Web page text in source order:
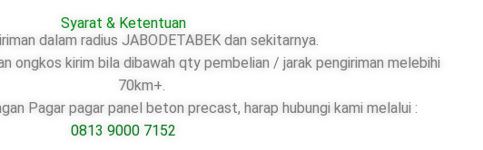
Syarat & Ketentuan
dalam radius JABODETABEK dan sekitarnya.
ongkos kirim bila dibawah qty pembelian / jarak pengiriman melebihi
70km+.
Pagar pagar panel beton precast, harap hubungi kami melalui :
0813 9000 7152